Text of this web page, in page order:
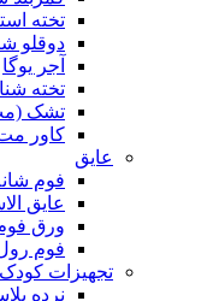
تخته
دوقلو
آجر یوگا
تخته شنا
تشک
کاور
عایق
فوم
عایق
ورق فوم
فوم رول
تجهیزات کودک
نرده